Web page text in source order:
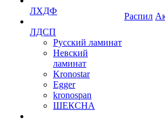
ЛХДФ
ЛДСП
Русский ламинат
Невский
ламинат
Kronostar
Egger
kronospan
ШЕКСНА
Распил